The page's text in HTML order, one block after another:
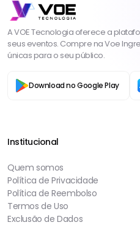
A VOE Tecnologia oferece a
seus eventos. Compre na Voe
únicas para o seu público.
Download no Google Play
Institucional
Quem somos
Política de Privacidade
Política de Reembolso
Termos de Uso
Exclusão de Dados